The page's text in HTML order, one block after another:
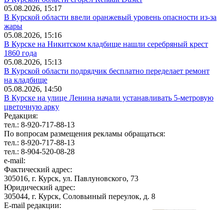
05.08.2026, 15:17
В Курской области ввели оранжевый уровень опасности из-за
жары
05.08.2026, 15:16
В Курске на Никитском кладбище нашли серебряный крест
1860 года
05.08.2026, 15:13
В Курской области подрядчик бесплатно переделает ремонт
на кладбище
05.08.2026, 14:50
В Курске на улице Ленина начали устанавливать 5-метровую
цветочную арку
Редакция:
тел.: 8-920-717-88-13
По вопросам размещения рекламы обращаться:
тел.: 8-920-717-88-13
тел.: 8-904-520-08-28
e-mail:
Фактический адрес:
305016, г. Курск, ул. Павлуновского, 73
Юридический адрес:
305044, г. Курск, Соловьиный переулок, д. 8
E-mail редакции: